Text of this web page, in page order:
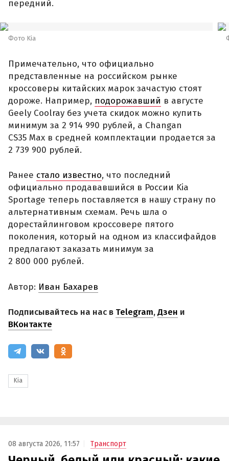
передний.
Фото Kia
Примечательно, что официально
представленные на российском рынке
кроссоверы китайских марок зачастую стоят
дороже. Например, подорожавший в августе
Geely Coolray без учета скидок можно купить
минимум за 2 914 990 рублей, а Changan
CS35 Max в средней комплектации продается за
2 739 900 рублей.
Ранее стало известно, что последний
официально продававшийся в России Kia
Sportage теперь поставляется в нашу страну по
альтернативным схемам. Речь шла о
дорестайлинговом кроссовере пятого
поколения, который на одном из классифайдов
предлагают заказать минимум за
2 800 000 рублей.
Автор: Иван Бахарев
Подписывайтесь на нас в Telegram,Дзен и
ВКонтакте
Kia
08 августа 2026, 11:57 Транспорт